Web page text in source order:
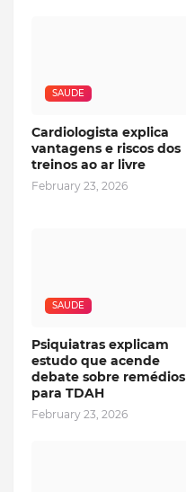
SAUDE
Cardiologista explica
vantagens e riscos dos
treinos ao ar livre
February 23, 2026
SAUDE
Psiquiatras explicam
estudo que acende
debate sobre remédios
para TDAH
February 23, 2026